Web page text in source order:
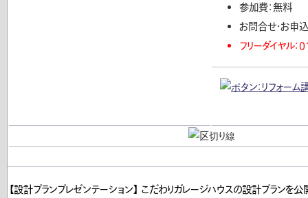
参加費：無料
お問合せ・お申
フリーダイヤル
【設計プランプレゼンテーション】 こだわりガレージハウスの設計プランを公